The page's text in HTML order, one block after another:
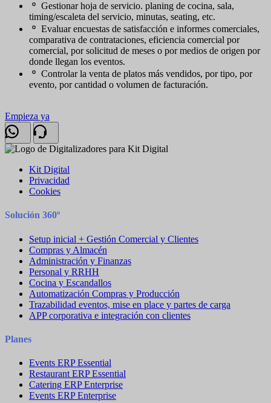
Gestionar hoja de servicio. planing de cocina, sala,
timing/escaleta del servicio, minutas, seating, etc.
Evaluar encuestas de satisfacción e informes comerciales,
comparativa de contrataciones, eficiencia comercial por
comercial, por solicitud de meses o por medios de origen por
donde llegan los eventos.
Controlar la venta de platos más vendidos, por tipo, por
evento, por cantidad o volumen de facturación.
Empieza ya
Kit Digital
Privacidad
Cookies
Solución 360º
Setup inicial + Gestión Comercial y Clientes
Compras y Almacén
Administración y Finanzas
Personal y RRHH
Cocina y Escandallos
Automatización Compras y Producción
Trazabilidad eventos, mise en place y partes de carga
APP corporativa e integración con clientes
Planes
Events ERP Essential
Restaurant ERP Essential
Catering ERP Enterprise
Events ERP Enterprise